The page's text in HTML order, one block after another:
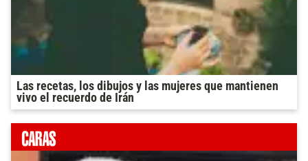
Las recetas, los dibujos y las mujeres que mantienen
vivo el recuerdo de Irán